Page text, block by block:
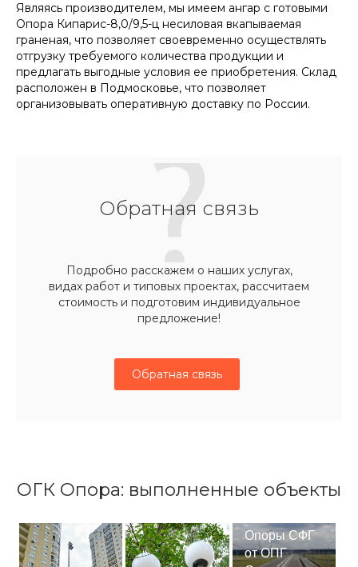
Являясь производителем, мы имеем ангар с готовыми
Опора Кипарис-8,0/9,5-ц несиловая вкапываемая
граненая, что позволяет своевременно осуществлять
отгрузку требуемого количества продукции и
предлагать выгодные условия ее приобретения. Склад
расположен в Подмосковье, что позволяет
организовывать оперативную доставку по России.
Обратная связь
Подробно расскажем о наших услугах,
видах работ и типовых проектах, рассчитаем
стоимость и подготовим индивидуальное
предложение!
Обратная связь
ОГК Опора: выполненные объекты
Опоры СФГ
от ОПГ